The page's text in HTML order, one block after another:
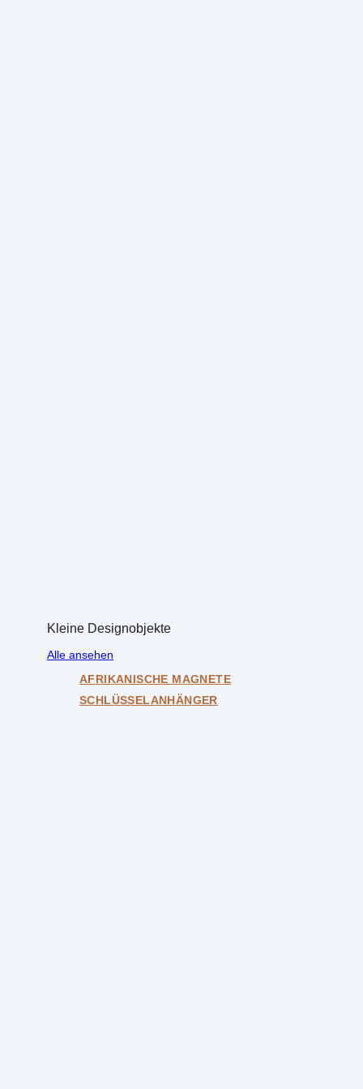
Kleine Designobjekte
Alle ansehen
AFRIKANISCHE MAGNETE
SCHLÜSSELANHÄNGER